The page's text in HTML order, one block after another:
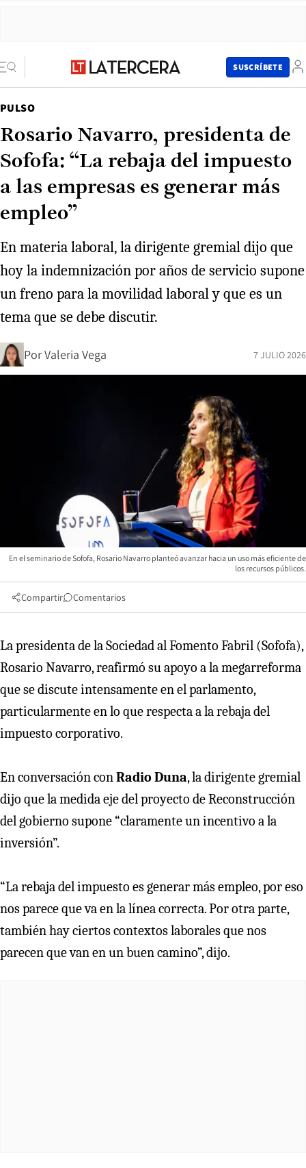
SUSCRÍBETE
PULSO
Rosario Navarro, presidenta de
Sofofa: “La rebaja del impuesto
a las empresas es generar más
empleo”
En materia laboral, la dirigente gremial dijo que
hoy la indemnización por años de servicio supone
un freno para la movilidad laboral y que es un
tema que se debe discutir.
PorValeria Vega 7 JULIO 2026
En el seminario de Sofofa, Rosario Navarro planteó avanzar hacia un uso más eficiente de
los recursos públicos.
Compartir Comentarios
La presidenta de la Sociedad al Fomento Fabril (Sofofa),
Rosario Navarro, reafirmó su apoyo a la megarreforma
que se discute intensamente en el parlamento,
particularmente en lo que respecta a la rebaja del
impuesto corporativo.
En conversación conRadio Duna, la dirigente gremial
dijo que la medida eje del proyecto de Reconstrucción
del gobierno supone “claramente un incentivo a la
inversión”.
“La rebaja del impuesto es generar más empleo, por eso
nos parece que va en la línea correcta. Por otra parte,
también hay ciertos contextos laborales que nos
parecen que van en un buen camino”, dijo.